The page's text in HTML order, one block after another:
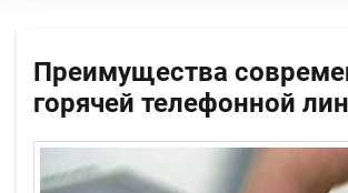
Преимущества
горячей телефонной